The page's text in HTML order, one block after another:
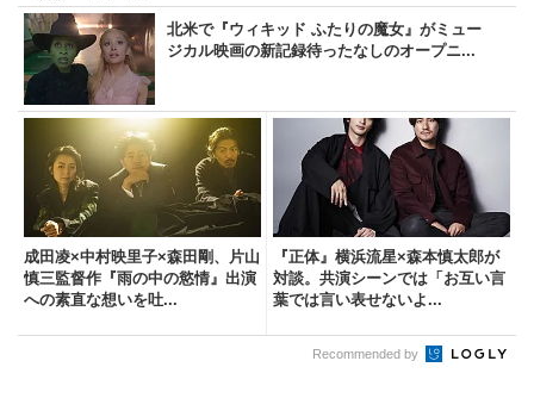
北米で『ウィキッド ふたりの魔女』がミュー
ジカル映画の新記録待ったなしのオープニ...
成田凌×中村映里子×森田剛、片山
慎三監督作『雨の中の慾情』出演
への素直な想いを吐...
『正体』横浜流星×森本慎太郎が
対談。共演シーンでは「お互い言
葉では言い表せないよ...
Recommended by